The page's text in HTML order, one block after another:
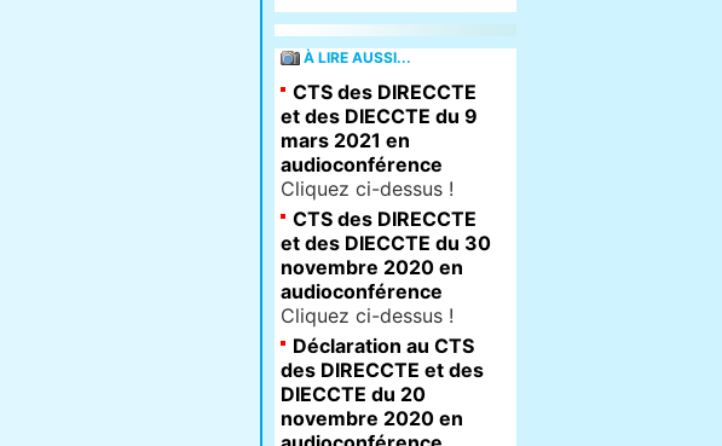
À LIRE AUSSI...
CTS des DIRECCTE
et des DIECCTE du 9
mars 2021 en
audioconférence
Cliquez ci-dessus !
CTS des DIRECCTE
et des DIECCTE du 30
novembre 2020 en
audioconférence
Cliquez ci-dessus !
Déclaration au CTS
des DIRECCTE et des
DIECCTE du 20
novembre 2020 en